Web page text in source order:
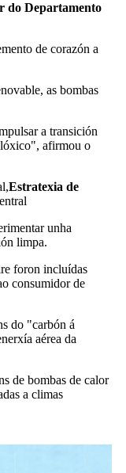
do Departamento
de corazón a
as bombas
a transición
afirmou o
Estratexia de
unha
limpa.
foron incluídas
consumidor de
do "carbón á
aérea da
de bombas de calor
a climas